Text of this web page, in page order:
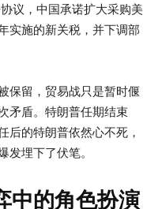
议，中国承诺扩大采购美
实施的新关税，并下调部
保留，贸易战只是暂时偃
矛盾。特朗普任期结束
后的特朗普依然心不死，
发埋下了伏笔。
中的角色扮演